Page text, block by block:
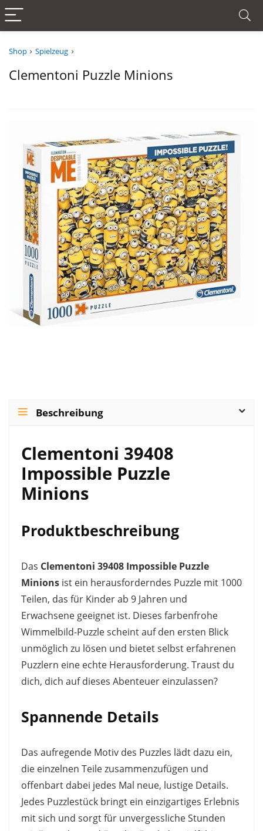
Shop Spielzeug
Clementoni Puzzle Minions
Beschreibung
Clementoni 39408
Impossible Puzzle
Minions
Produktbeschreibung
Das Clementoni 39408 Impossible Puzzle
Minions ist ein herausforderndes Puzzle mit 1000
Teilen, das für Kinder ab 9 Jahren und
Erwachsene geeignet ist. Dieses farbenfrohe
Wimmelbild-Puzzle scheint auf den ersten Blick
unmöglich zu lösen und bietet selbst erfahrenen
Puzzlern eine echte Herausforderung. Traust du
dich, dich auf dieses Abenteuer einzulassen?
Spannende Details
Das aufregende Motiv des Puzzles lädt dazu ein,
die einzelnen Teile zusammenzufügen und
offenbart dabei jedes Mal neue, lustige Details.
Jedes Puzzlestück bringt ein einzigartiges Erlebnis
mit sich und sorgt für unvergessliche Stunden